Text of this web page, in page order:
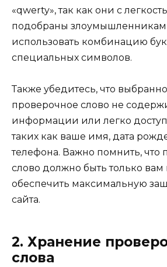
«qwerty», так как они с
подобраны
использовать комбинацию
специальных символов.
Также убедитесь, что
проверочное слово не
информации или легко
таких как ваше имя, дата
телефона. Важно помнить, что
слово должно быть только вам
обеспечить максимальную
сайта.
2. Хранение
слова